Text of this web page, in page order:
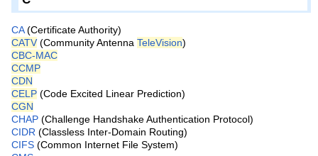
CA(Certificate Authority)
CATV (Community AntennaTeleVision)
CBC-MAC
CCMP
CDN
CELP (Code Excited Linear Prediction)
CGN
CHAP (Challenge Handshake Authentication Protocol)
CIDR (Classless Inter-Domain Routing)
CIFS (Common Internet File System)